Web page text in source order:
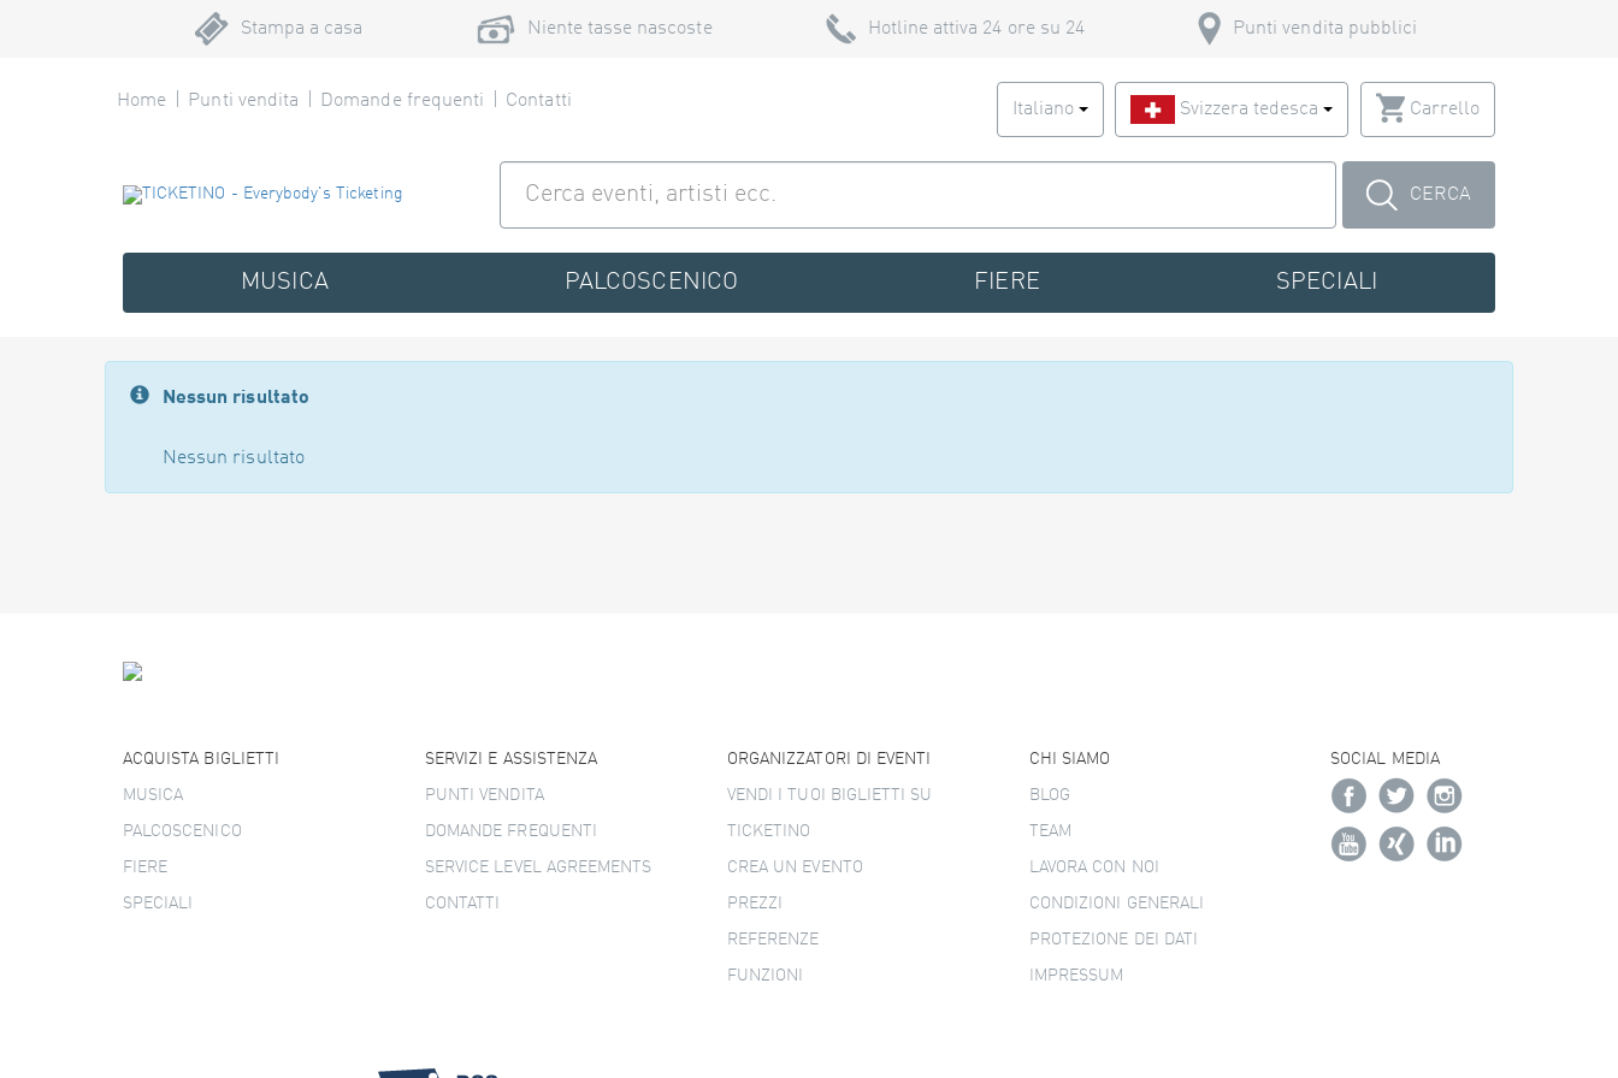
Stampa a casa Niente tasse nascoste Hotline attiva 24 ore su 24 Punti vendita pubblici
Home Punti vendita Domande frequenti Contatti Italiano Svizzera tedesca Carrello
CERCA
MUSICA PALCOSCENICO FIERE SPECIALI
Nessun risultato
Nessun risultato
ACQUISTA BIGLIETTI
MUSICA
PALCOSCENICO
FIERE
SPECIALI
SERVIZI E ASSISTENZA
PUNTI VENDITA
DOMANDE FREQUENTI
SERVICE LEVEL AGREEMENTS
CONTATTI
ORGANIZZATORI DI EVENTI
VENDI I TUOI BIGLIETTI SU
TICKETINO
CREA UN EVENTO
PREZZI
REFERENZE
FUNZIONI
CHI SIAMO
BLOG
TEAM
LAVORA CON NOI
CONDIZIONI GENERALI
PROTEZIONE DEI DATI
IMPRESSUM
SOCIAL MEDIA